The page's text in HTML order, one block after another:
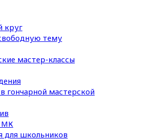
круг
тему
мастер-классы
гончарной мастерской
МК
для школьников